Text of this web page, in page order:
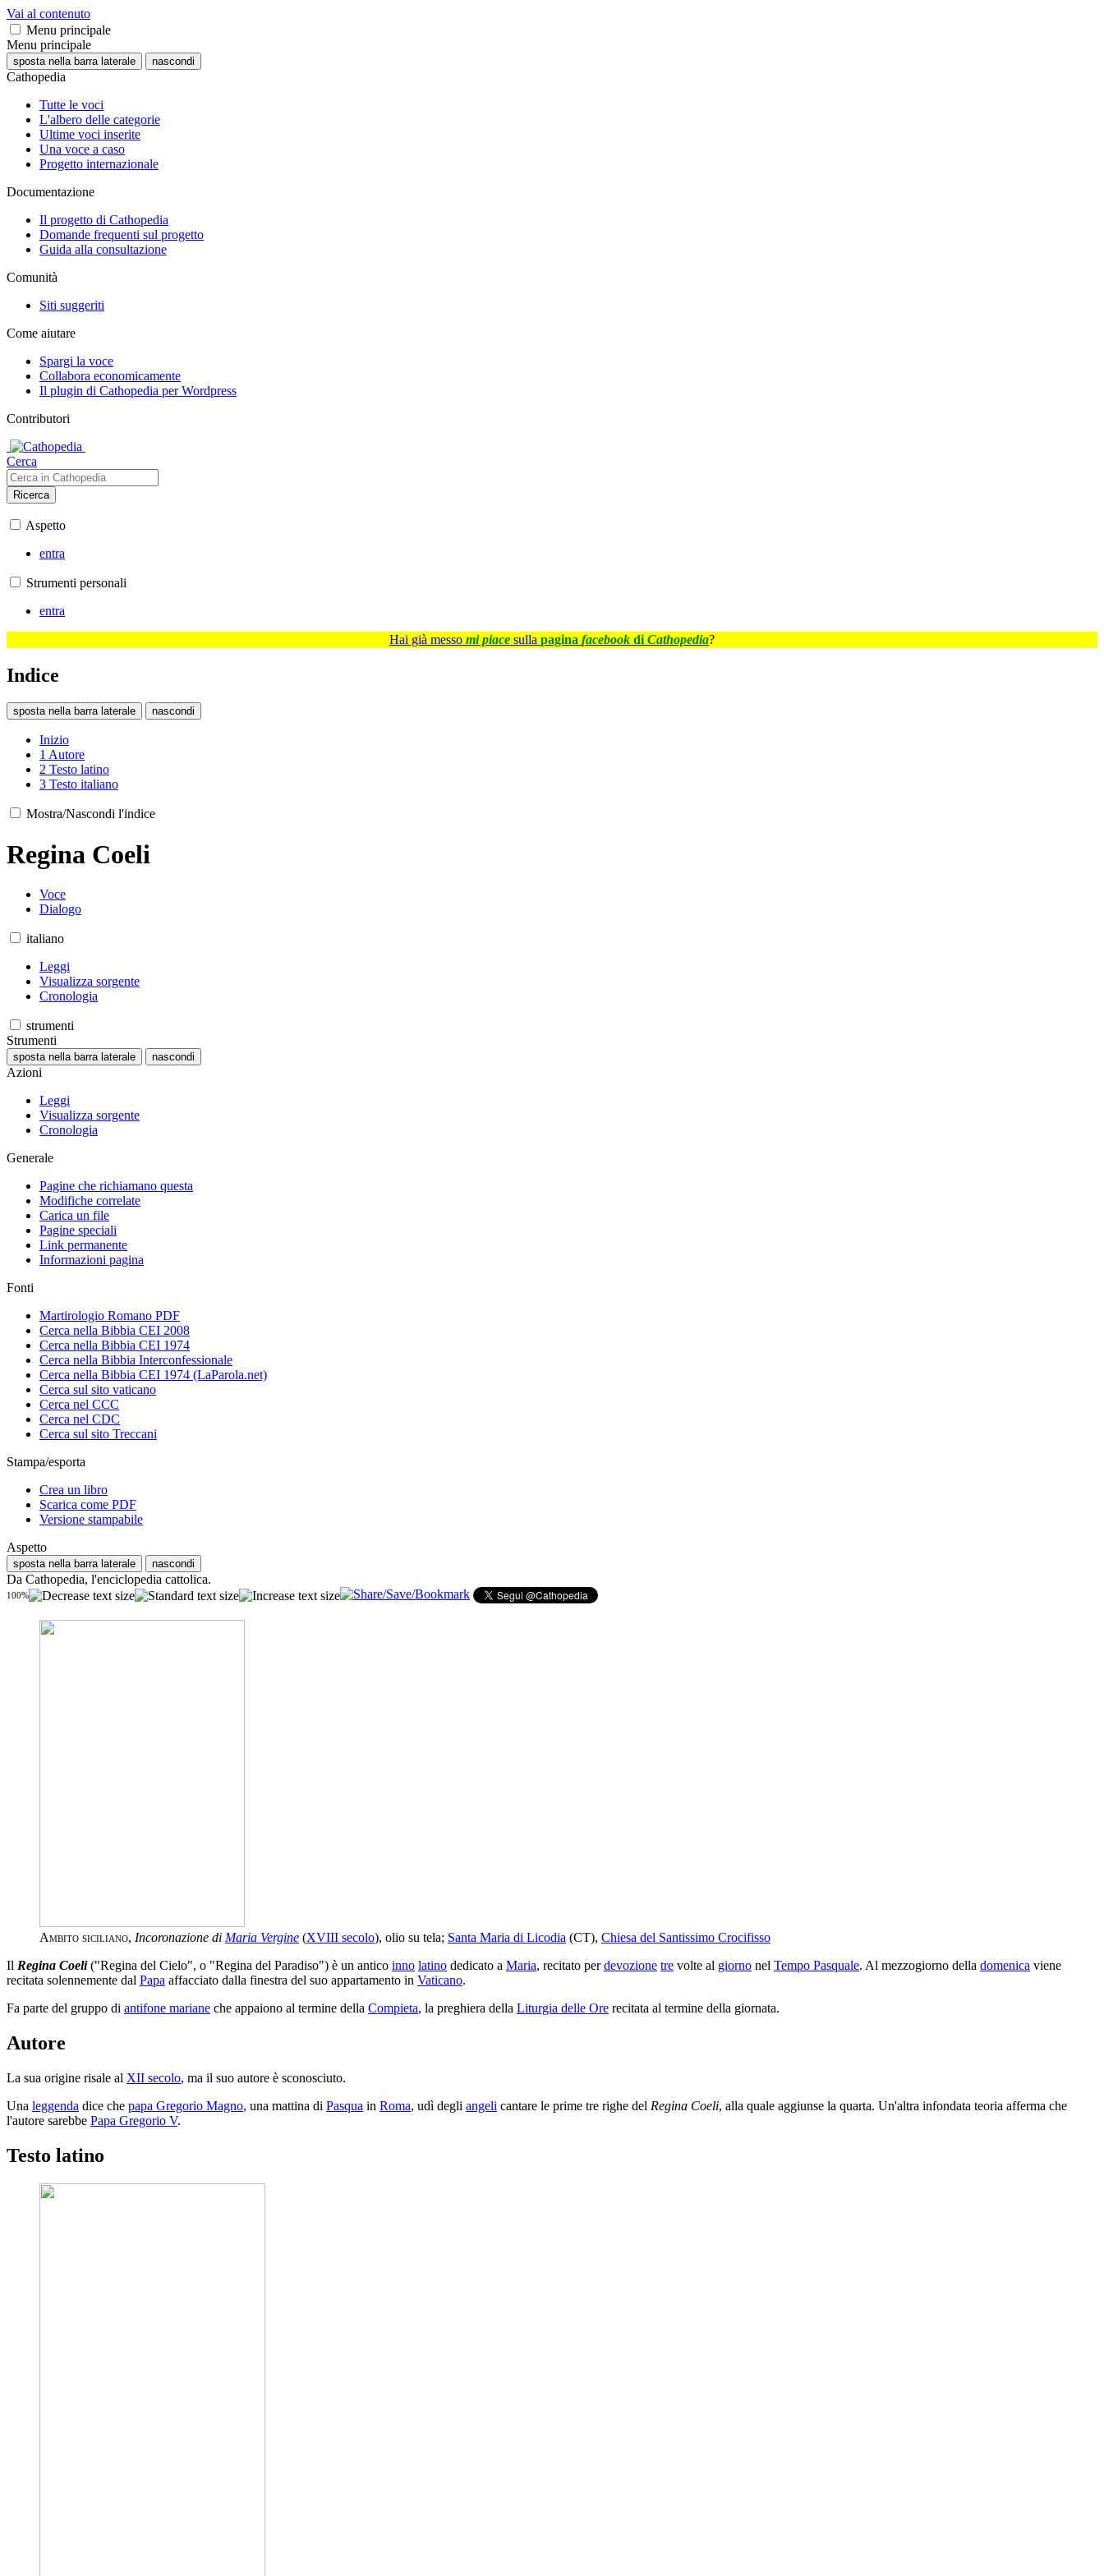
Vai al contenuto
Menu principale
Menu principale
sposta nella barra laterale nascondi
Cathopedia
Tutte le voci
L'albero delle categorie
Ultime voci inserite
Una voce a caso
Progetto internazionale
Documentazione
Il progetto di Cathopedia
Domande frequenti sul progetto
Guida alla consultazione
Comunità
Siti suggeriti
Come aiutare
Spargi la voce
Collabora economicamente
Il plugin di Cathopedia per Wordpress
Contributori
Cerca
Ricerca
Aspetto
entra
Strumenti personali
entra
Hai già messo mi piace sulla pagina facebook di Cathopedia?
Indice
sposta nella barra laterale nascondi
Inizio
1 Autore
2 Testo latino
3 Testo italiano
Mostra/Nascondi l'indice
Regina Coeli
Voce
Dialogo
italiano
Leggi
Visualizza sorgente
Cronologia
strumenti
Strumenti
sposta nella barra laterale nascondi
Azioni
Leggi
Visualizza sorgente
Cronologia
Generale
Pagine che richiamano questa
Modifiche correlate
Carica un file
Pagine speciali
Link permanente
Informazioni pagina
Fonti
Martirologio Romano PDF
Cerca nella Bibbia CEI 2008
Cerca nella Bibbia CEI 1974
Cerca nella Bibbia Interconfessionale
Cerca nella Bibbia CEI 1974 (LaParola.net)
Cerca sul sito vaticano
Cerca nel CCC
Cerca nel CDC
Cerca sul sito Treccani
Stampa/esporta
Crea un libro
Scarica come PDF
Versione stampabile
Aspetto
sposta nella barra laterale nascondi
Da Cathopedia, l'enciclopedia cattolica.
100%
Ambito siciliano, Incoronazione di Maria Vergine (XVIII secolo), olio su tela; Santa Maria di Licodia (CT), Chiesa del Santissimo Crocifisso
Il Regina Coeli("Regina del Cielo", o "Regina del Paradiso") è un antico inno latino dedicato a Maria, recitato perdevozione tre volte al giorno nel Tempo Pasquale. Al mezzogiorno della domenica viene
recitata solennemente dal Papa affacciato dalla finestra del suo appartamento in Vaticano.
Fa parte del gruppo di antifone mariane che appaiono al termine della Compieta, la preghiera della Liturgia delle Ore recitata al termine della giornata.
Autore
La sua origine risale al XII secolo, ma il suo autore è sconosciuto.
Una leggenda dice che papa Gregorio Magno, una mattina di Pasqua in Roma, udì degli angeli cantare le prime tre righe del Regina Coeli, alla quale aggiunse la quarta. Un'altra infondata teoria afferma che
l'autore sarebbe Papa Gregorio V.
Testo latino